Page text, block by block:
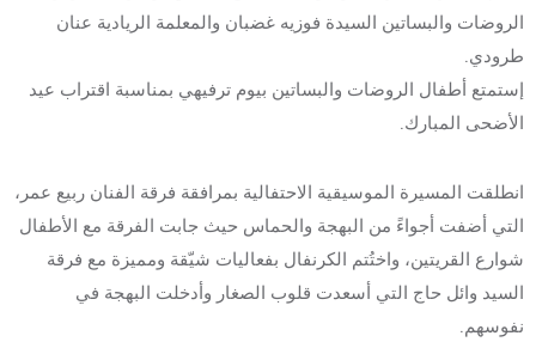
الروضات والبساتين السيدة فوزيه غضبان والمعلمة الريادية عنان
طرودي.
إستمتع أطفال الروضات والبساتين بيوم ترفيهي بمناسبة اقتراب عيد
الأضحى المبارك.
انطلقت المسيرة الموسيقية الاحتفالية بمرافقة فرقة الفنان ربيع عمر،
التي أضفت أجواءً من البهجة والحماس حيث جابت الفرقة مع الأطفال
شوارع القريتين، واختُتم الكرنفال بفعاليات شيّقة ومميزة مع فرقة
السيد وائل حاج التي أسعدت قلوب الصغار وأدخلت البهجة في
نفوسهم.